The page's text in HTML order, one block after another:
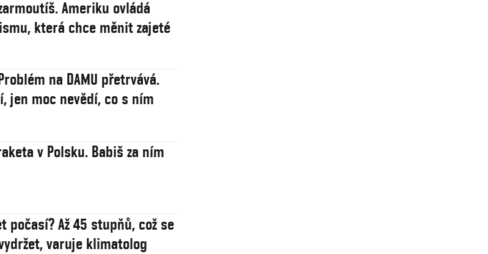
Ameriku ovládá
která chce měnit zajeté
na DAMU přetrvává.
jen moc nevědí, co s ním
v Polsku. Babiš za ním
počasí? Až 45 stupňů, což se
varuje klimatolog